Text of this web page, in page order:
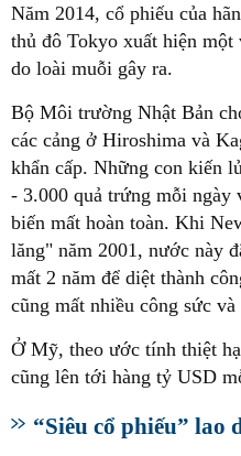
Năm 2014, cổ phiếu của
thủ đô Tokyo xuất hiện
do loài muỗi gây ra.
Bộ Môi trường Nhật Bản
các cảng ở Hiroshima và
khẩn cấp. Những con kiến
- 3.000 quả trứng mỗi ngày
biến mất hoàn toàn. Khi
lăng" năm 2001, nước này
mất 2 năm để diệt thành
cũng mất nhiều công sức
Ở Mỹ, theo ước tính thiệt
cũng lên tới hàng tỷ USD
“Siêu cổ phiếu” lao